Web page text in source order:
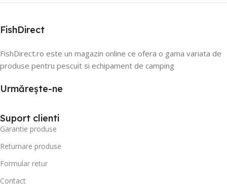
FishDirect
FishDirect.ro este un magazin online ce ofera o gama variata de
produse pentru pescuit si echipament de camping
Urmărește-ne
Suport clienti
Garantie produse
Returnare produse
Formular retur
Contact